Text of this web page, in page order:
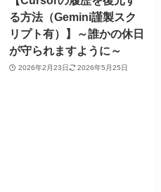
る方法（Gemini謹製スク
リプト有）】～誰かの休日
が守られますように～
2026年2月23日 2026年5月25日